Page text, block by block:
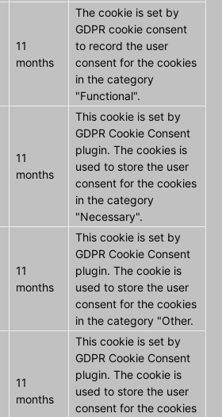
11
months
The cookie is set by
GDPR cookie consent
to record the user
consent for the cookies
in the category
"Functional".
11
months
This cookie is set by
GDPR Cookie Consent
plugin. The cookies is
used to store the user
consent for the cookies
in the category
"Necessary".
11
months
This cookie is set by
GDPR Cookie Consent
plugin. The cookie is
used to store the user
consent for the cookies
in the category "Other.
11
months
This cookie is set by
GDPR Cookie Consent
plugin. The cookie is
used to store the user
consent for the cookies